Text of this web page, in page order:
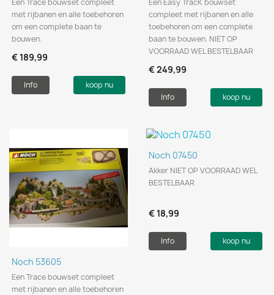
Een Trace bouwset compleet
met rijbanen en alle toebehoren
om een complete baan te
bouwen.
€ 189,99
Info koop nu
Een Easy TracK bouwset
compleet met rijbanen en alle
toebehoren om een complete
baan te bouwen. NIET OP
VOORRAAD WEL BESTELBAAR
€ 249,99
Info koop nu
Noch 53605
Een Trace bouwset compleet
met rijbanen en alle toebehoren
Noch 07450
Akker NIET OP VOORRAAD WEL
BESTELBAAR
€ 18,99
Info koop nu